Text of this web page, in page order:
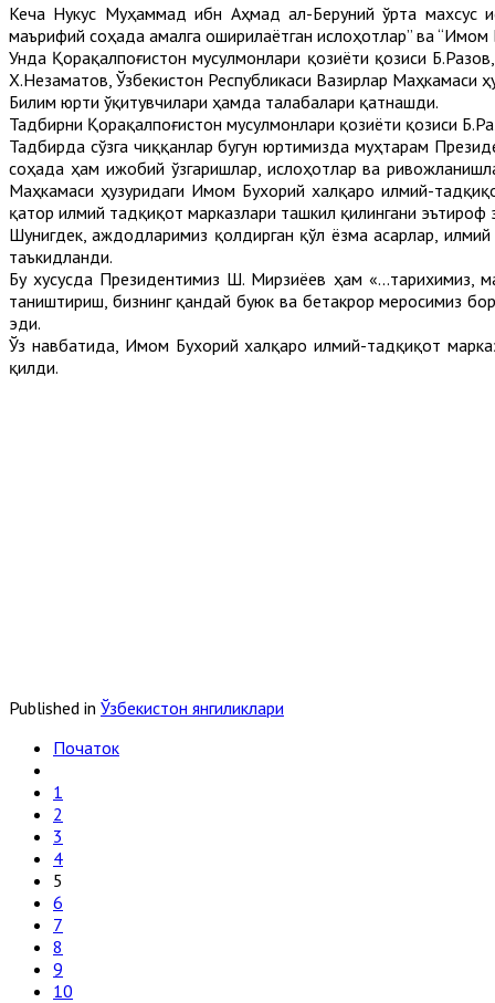
Кеча Нукус Муҳаммад ибн Аҳмад ал-Беруний ўрта махсус
маърифий соҳада амалга оширилаётган ислоҳотлар” ва
Унда Қорақалпоғистон мусулмонлари қозиёти қозиси
Х.Незаматов, Ўзбекистон Республикаси Вазирлар
Билим юрти ўқитувчилари ҳамда талабалари қатнашди.
Тадбирни Қорақалпоғистон мусулмонлари қозиёти қозиси
Тадбирда сўзга чиққанлар бугун юртимизда муҳтарам
соҳада ҳам ижобий ўзгаришлар, ислоҳотлар ва
Маҳкамаси ҳузуридаги Имом Бухорий халқаро илмий-
қатор илмий тадқиқот марказлари ташкил қилингани эътироф
Шунигдек, аждодларимиз қолдирган қўл ёзма асарлар,
таъкидланди.
Бу хусусда Президентимиз Ш. Мирзиёев ҳам «...тарихимиз,
таништириш, бизнинг қандай буюк ва бетакрор меросимиз
эди.
Ўз навбатида, Имом Бухорий халқаро илмий-тадқиқот
қилди.
Published in Ўзбекистон янгиликлари
Початок
1
2
3
4
5
6
7
8
9
10